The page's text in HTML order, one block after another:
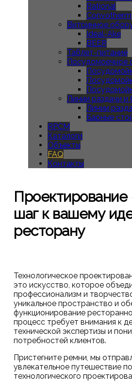
Rational
Convotherm
Витринное
Ideal-Ake
BEER
Таблет-питание
Посудомоечное
Линии раздачи и
Линии
Барные
RPCM
Каталоги
Объекты
FAQ
Контакты
Проектирование
шаг к вашему
ресторану
Технологическое
это искусство, которое
профессионализм и
уникальное пространство и
функционирование
процесс требует внимания к
технической экспертизы и
потребностей клиентов.
Пристегните ремни, мы
увлекательное путешествие
технологического